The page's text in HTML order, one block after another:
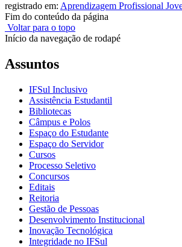
registrado em: Aprendizagem Profissional
Fim do conteúdo da página
Voltar para o topo
Início da navegação de rodapé
Assuntos
IFSul Inclusivo
Assistência Estudantil
Bibliotecas
Câmpus e Polos
Espaço do Estudante
Espaço do Servidor
Cursos
Processo Seletivo
Concursos
Editais
Reitoria
Gestão de Pessoas
Desenvolvimento Institucional
Inovação Tecnológica
Integridade no IFSul